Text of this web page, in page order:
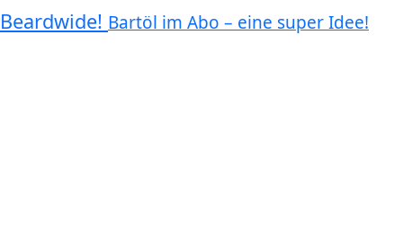
Beardwide! Bartöl im Abo – eine super Idee!